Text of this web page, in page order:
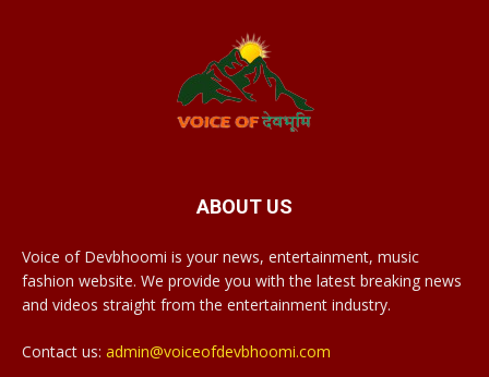
ABOUT US
Voice of Devbhoomi is your news, entertainment, music
fashion website. We provide you with the latest breaking news
and videos straight from the entertainment industry.
Contact us: admin@voiceofdevbhoomi.com